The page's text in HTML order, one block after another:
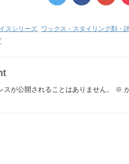
スシリーズ ワックス・スタイリング剤・
スが公開されることはありません。 ※